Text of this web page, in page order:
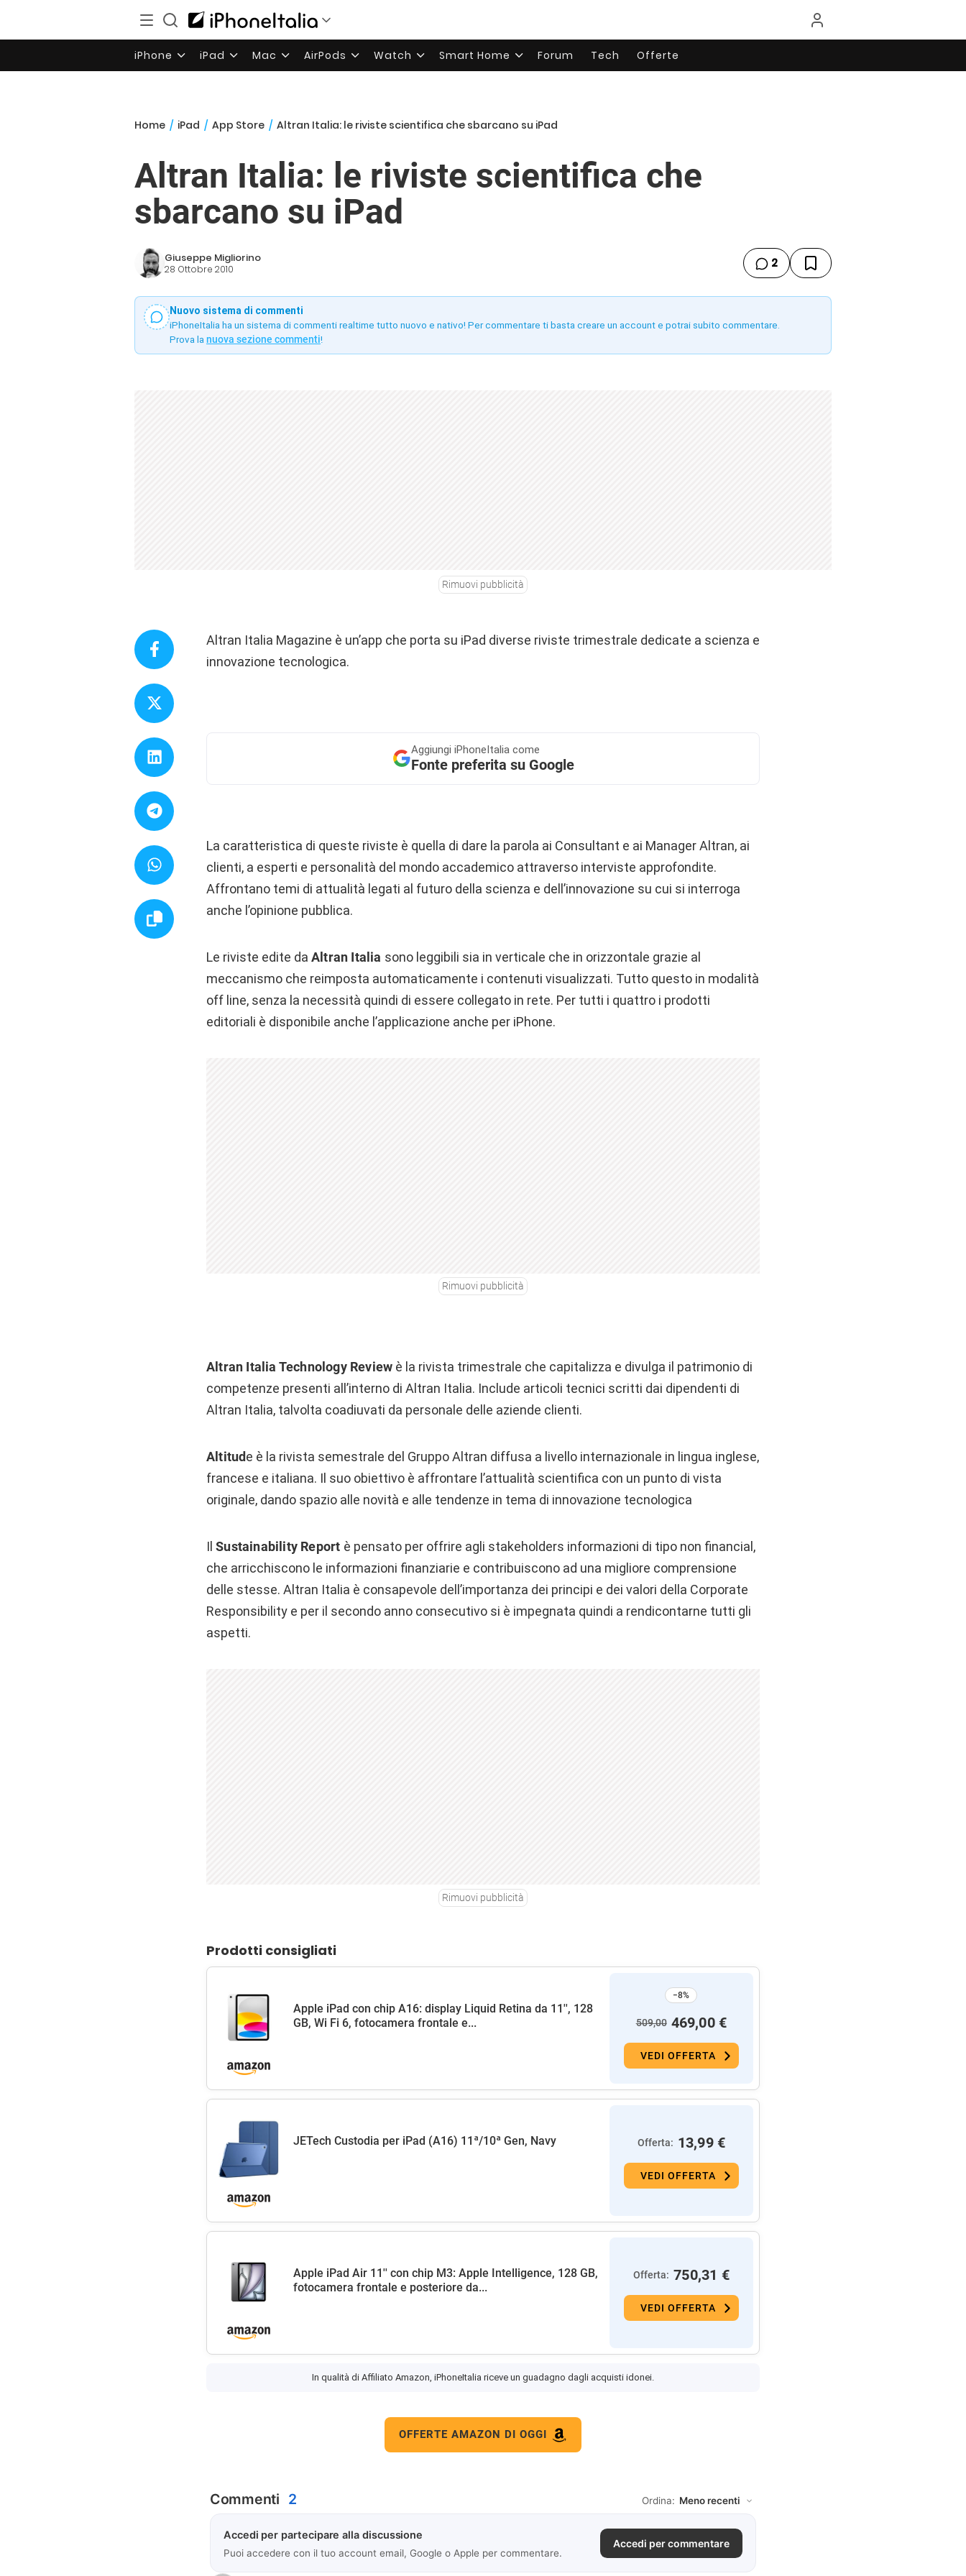
iPhone iPad Mac AirPods Watch Smart Home Forum Tech Offerte
Home / iPad / App Store / Altran Italia: le riviste scientifica che sbarcano su iPad
Altran Italia: le riviste scientifica che
sbarcano su iPad
Giuseppe Migliorino
28 Ottobre 2010 2
Nuovo sistema di commenti
iPhoneItalia ha un sistema di commenti realtime tutto nuovo e nativo! Per commentare ti basta creare un account e potrai subito commentare.
Prova la nuova sezione commenti!
Rimuovi pubblicità
Altran Italia Magazine è un’app che porta su iPad diverse riviste trimestrale dedicate a scienza e
innovazione tecnologica.
Aggiungi iPhoneItalia come
Fonte preferita su Google
La caratteristica di queste riviste è quella di dare la parola ai Consultant e ai Manager Altran, ai
clienti, a esperti e personalità del mondo accademico attraverso interviste approfondite.
Affrontano temi di attualità legati al futuro della scienza e dell’innovazione su cui si interroga
anche l’opinione pubblica.
Le riviste edite da Altran Italia sono leggibili sia in verticale che in orizzontale grazie al
meccanismo che reimposta automaticamente i contenuti visualizzati. Tutto questo in modalità
off line, senza la necessità quindi di essere collegato in rete. Per tutti i quattro i prodotti
editoriali è disponibile anche l’applicazione anche per iPhone.
Rimuovi pubblicità
Altran Italia Technology Review è la rivista trimestrale che capitalizza e divulga il patrimonio di
competenze presenti all’interno di Altran Italia. Include articoli tecnici scritti dai dipendenti di
Altran Italia, talvolta coadiuvati da personale delle aziende clienti.
Altitude è la rivista semestrale del Gruppo Altran diffusa a livello internazionale in lingua inglese,
francese e italiana. Il suo obiettivo è affrontare l’attualità scientifica con un punto di vista
originale, dando spazio alle novità e alle tendenze in tema di innovazione tecnologica
Il Sustainability Report è pensato per offrire agli stakeholders informazioni di tipo non financial,
che arricchiscono le informazioni finanziarie e contribuiscono ad una migliore comprensione
delle stesse. Altran Italia è consapevole dell’importanza dei principi e dei valori della Corporate
Responsibility e per il secondo anno consecutivo si è impegnata quindi a rendicontarne tutti gli
aspetti.
Rimuovi pubblicità
Prodotti consigliati
Apple iPad con chip A16: display Liquid Retina da 11'', 128
GB, Wi Fi 6, fotocamera frontale e...
−8%
509,00 469,00 €
VEDI OFFERTA
JETech Custodia per iPad (A16) 11ª/10ª Gen, Navy Offerta: 13,99 €
VEDI OFFERTA
Apple iPad Air 11'' con chip M3: Apple Intelligence, 128 GB,
fotocamera frontale e posteriore da...
Offerta: 750,31 €
VEDI OFFERTA
In qualità di Affiliato Amazon, iPhoneItalia riceve un guadagno dagli acquisti idonei.
OFFERTE AMAZON DI OGGI
Commenti 2 Ordina:
Accedi per partecipare alla discussione
Puoi accedere con il tuo account email, Google o Apple per commentare.
Accedi per commentare